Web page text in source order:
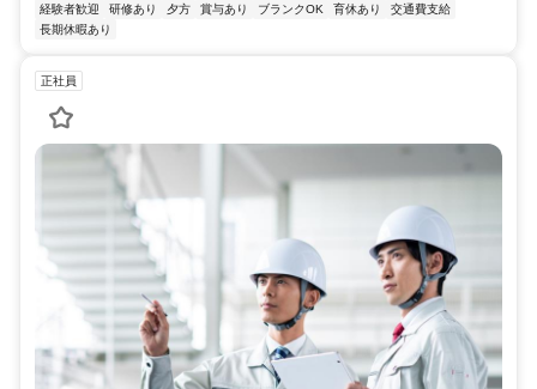
経験者歓迎
研修あり 夕方 賞与あり ブランクOK 育休あり
交通費支給
長期休暇あり
正社員